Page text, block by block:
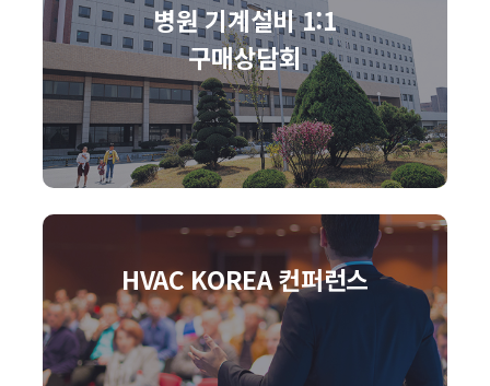
병원 기계설비 1:1
구매상담회
HVAC KOREA 컨퍼런스